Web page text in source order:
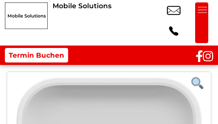
Mobile Solutions
Termin Buchen